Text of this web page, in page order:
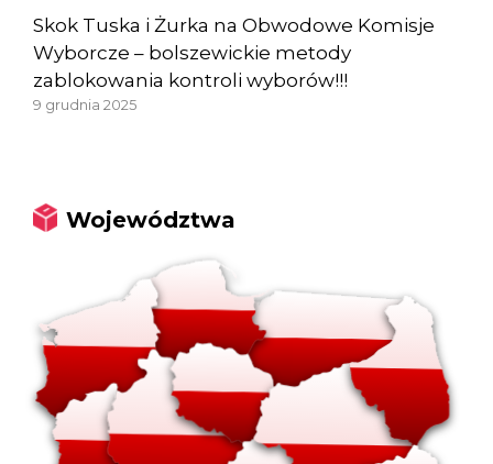
Skok Tuska i Żurka na Obwodowe Komisje
Wyborcze – bolszewickie metody
zablokowania kontroli wyborów!!!
9 grudnia 2025
Województwa